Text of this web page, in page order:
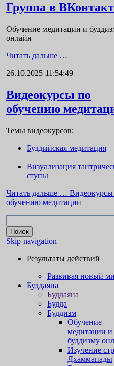
Группа в
Обучение медитации и
онлайн
Читать дальше …
26.10.2025 11:54:49
Видеокурсы по
обучению
Темы видеокурсов:
Буддийская медитация
Визуализация
ступы
Читать дальше …
обучению медитации
Skip navigation
Результаты действий
Развивая новый
Буддаяна
Буддаяна
Будда
Буддизм
Обучение
медитации и
буддизму
Изучение
Дхаммапады